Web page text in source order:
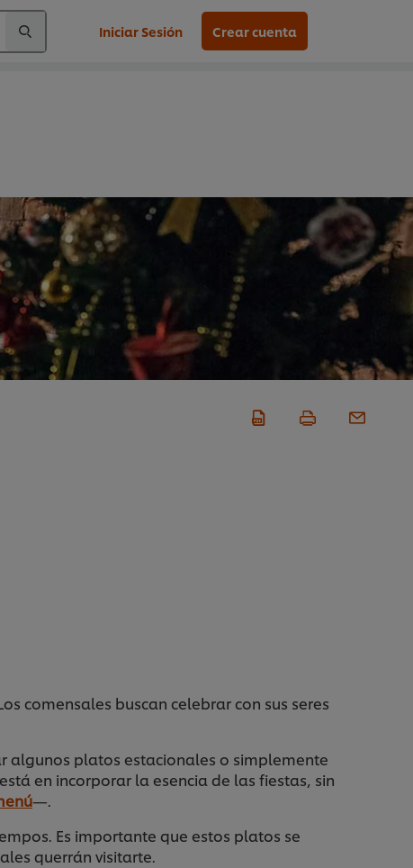
Iniciar Sesión Crear cuenta
comensales buscan celebrar con sus seres
algunos platos estacionales o simplemente
en incorporar la esencia de las fiestas, sin
—.
Es importante que estos platos se
querrán visitarte.